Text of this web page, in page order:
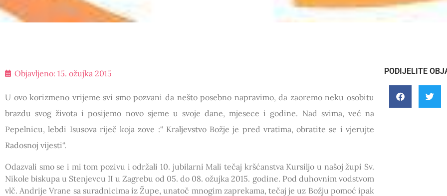
Objavljeno: 15. ožujka 2015
U ovo korizmeno vrijeme svi smo pozvani da nešto posebno napravimo, da zaoremo neku osobitu
brazdu svog života i posijemo novo sjeme u svoje dane, mjesece i godine. Nad svima, već na
Pepelnicu, lebdi Isusova riječ koja zove :“ Kraljevstvo Božje je pred vratima, obratite se i vjerujte
Radosnoj vijesti“.
Odazvali smo se i mi tom pozivu i održali 10. jubilarni Mali tečaj kršćanstva Kursiljo u našoj župi Sv.
Nikole biskupa u Stenjevcu II u Zagrebu od 05. do 08. ožujka 2015. godine. Pod duhovnim vodstvom
vlč. Andrije Vrane sa suradnicima iz Župe, unatoč mnogim zaprekama, tečaj je uz Božju pomoć ipak
PODIJELITE